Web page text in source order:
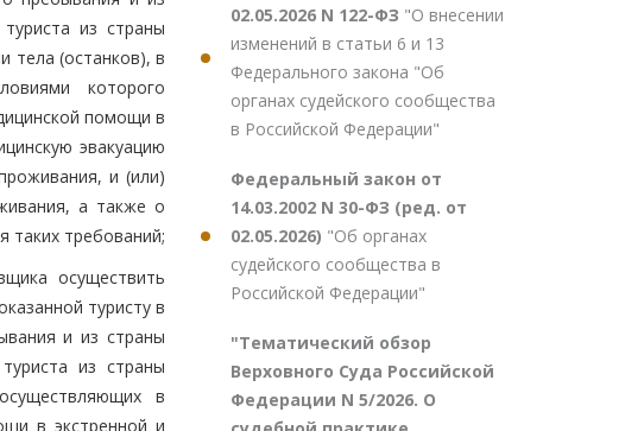
из страны
тела (останков), в
которого
помощи в
эвакуацию
и (или)
а также о
таких требований;
осуществить
туристу в
и из страны
из страны
в
в экстренной и
02.05.2026 N 122-ФЗ "О внесении
изменений в статьи 6 и 13
Федерального закона "Об
органах судейского сообщества
в Российской Федерации"
Федеральный закон от
14.03.2002 N 30-ФЗ (ред. от
02.05.2026) "Об органах
судейского сообщества в
Российской Федерации"
"Тематический обзор
Верховного Суда Российской
Федерации N 5/2026. О